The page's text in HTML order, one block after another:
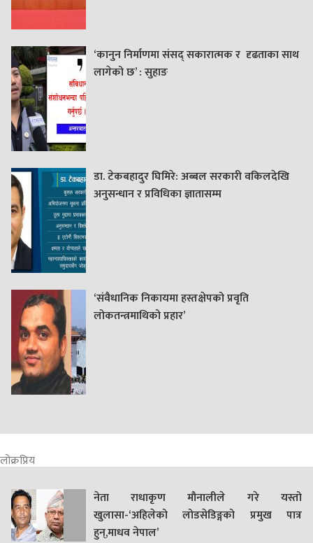
‘कानुन निर्माणमा संसद् सकारात्मक र दृढताका साथ
लागेको छ’ : सुहाङ
डा. टेकबहादुर घिमिरे: अब्बल सरकारी वकिलदेखि
अनुसन्धान र प्रविधिका ज्ञातासम्म
‘संवैधानिक निकायमा हस्तक्षेपको प्रवृति
लोकतन्त्रमाथिको प्रहार’
लोक्रप्रिय
नेता राधाकृण मौनालीले गरे यस्तो
खुलासा-‘अहिलेको लोडसेडिङ्गको प्रमुख पात्र
हुन्,माधव नेपाल’